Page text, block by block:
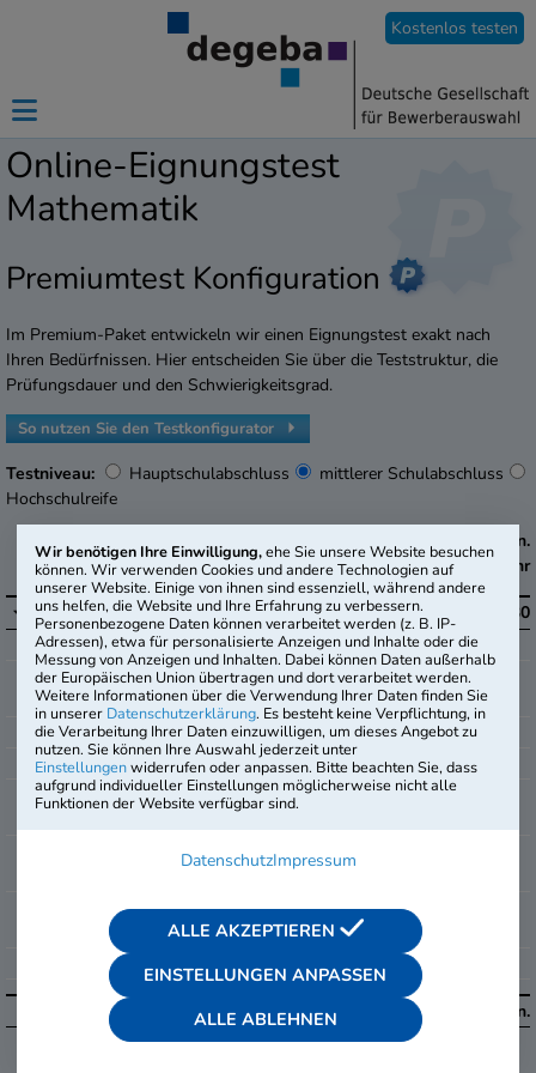
Wir benötigen Ihre Einwilligung,ehe Sie unsere Website besuchen
können. Wir verwenden Cookies und andere Technologien auf
unserer Website. Einige von ihnen sind essenziell, während andere
uns helfen, die Website und Ihre Erfahrung zu verbessern.
Personenbezogene Daten können verarbeitet werden (z. B. IP-
Adressen), etwa für personalisierte Anzeigen und Inhalte oder die
Messung von Anzeigen und Inhalten. Dabei können Daten außerhalb
der Europäischen Union übertragen und dort verarbeitet werden.
Weitere Informationen über die Verwendung Ihrer Daten finden Sie
in unserer Datenschutzerklärung. Es besteht keine Verpflichtung, in
die Verarbeitung Ihrer Daten einzuwilligen, um dieses Angebot zu
nutzen. Sie können Ihre Auswahl jederzeit unter
Einstellungenwiderrufen oder anpassen. Bitte beachten Sie, dass
aufgrund individueller Einstellungen möglicherweise nicht alle
Funktionen der Website verfügbar sind.
DatenschutzImpressum
ALLE AKZEPTIEREN
EINSTELLUNGEN ANPASSEN
ALLE ABLEHNEN
Kostenlos testen
Online-Eignungstest
Mathematik
Premiumtest Konfiguration
Im Premium-Paket entwickeln wir einen Eignungstest exakt nach
Ihren Bedürfnissen. Hier entscheiden Sie über die Teststruktur, die
Prüfungsdauer und den Schwierigkeitsgrad.
So nutzen Sie den Testkonfigurator
Testniveau: Hauptschulabschluss
mittlerer Schulabschluss
Hochschulreife
Kategorie
Anzahl
Aufgaben/Test
Dauer/Min.
ungefähr
Mathematik i 30
30
Grundrechenarten
+ -
Umrechnung von
Maßen u. Einheiten
+ -
Prozentrechnung + -
Zinsrechnung
+ -
Gemischte
+ -
Textaufgaben mit
+ -
Geometrie mit Skizzen
insgesamt 30Aufgaben Min.